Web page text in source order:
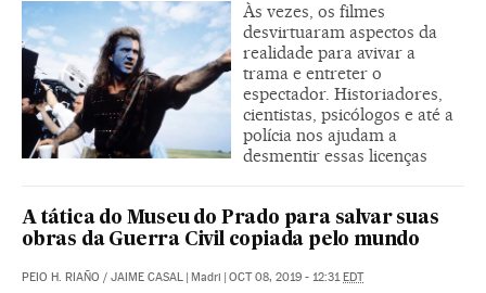
Às vezes, os filmes
desvirtuaram aspectos da
realidade para avivar a
trama e entreter o
espectador. Historiadores,
cientistas, psicólogos e até a
polícia nos ajudam a
desmentir essas licenças
A tática do Museu do Prado para salvar suas
obras da Guerra Civil copiada pelo mundo
PEIO H. RIAÑO / JAIME CASAL Madri OCT 08, 2019 - 12:31 EDT